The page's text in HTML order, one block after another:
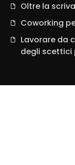
Oltre la
Coworking
Lavorare da
degli scettici